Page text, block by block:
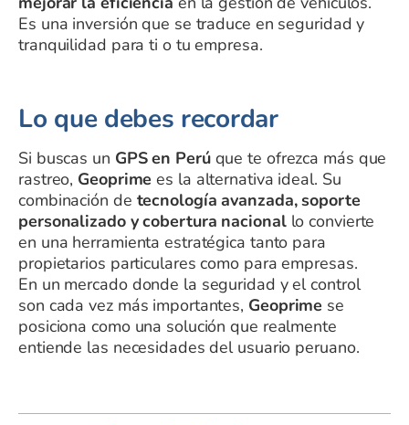
Es una inversión que se traduce en seguridad y
tranquilidad para ti o tu empresa.
Lo que debes recordar
Si buscas un GPS en Perúque te ofrezca más que
rastreo, Geoprime es la alternativa ideal. Su
combinación de tecnología avanzada, soporte
personalizado y cobertura nacionallo convierte
en una herramienta estratégica tanto para
propietarios particulares como para empresas.
En un mercado donde la seguridad y el control
son cada vez más importantes, Geoprime se
posiciona como una solución que realmente
entiende las necesidades del usuario peruano.